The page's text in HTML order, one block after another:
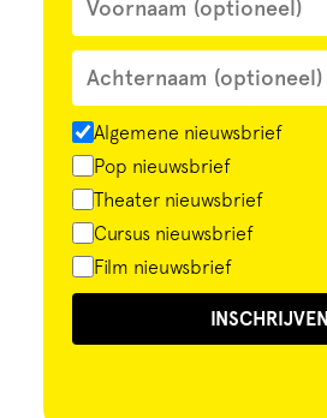
Algemene nieuwsbrief
Pop nieuwsbrief
Theater nieuwsbrief
Cursus nieuwsbrief
Film nieuwsbrief
INSCHRIJVEN